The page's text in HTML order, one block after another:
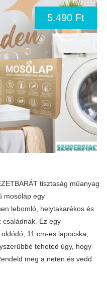
5.490 Ft
tisztaság műanyag
mosólap egy
lebomló, helytakarékos és
családnak. Ez egy
11 cm-es lapocska,
teheted úgy, hogy
meg a neten és vedd